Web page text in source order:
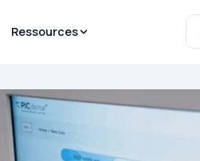
Ressources